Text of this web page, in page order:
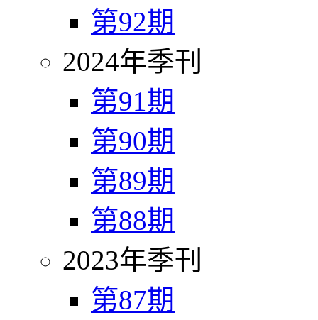
第92期
2024年季刊
第91期
第90期
第89期
第88期
2023年季刊
第87期